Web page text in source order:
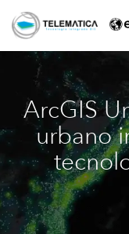
ArcGIS
urbano